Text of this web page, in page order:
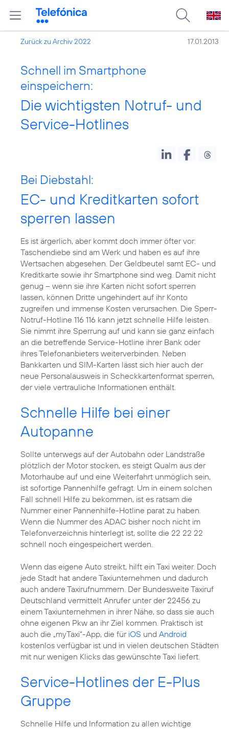
Zurück zu Archiv 2022 17.01.2013
Schnell im Smartphone
einspeichern:
Die wichtigsten Notruf- und
Service-Hotlines
Bei Diebstahl:
EC- und Kreditkarten sofort
sperren lassen
Es ist ärgerlich, aber kommt doch immer öfter vor:
Taschendiebe sind am Werk und haben es auf ihre
Wertsachen abgesehen. Der Geldbeutel samt EC- und
Kreditkarte sowie ihr Smartphone sind weg. Damit nicht
genug – wenn sie ihre Karten nicht sofort sperren
lassen, können Dritte ungehindert auf ihr Konto
zugreifen und immense Kosten verursachen. Die Sperr-
Notruf-Hotline 116 116 kann jetzt schnelle Hilfe leisten.
Sie nimmt ihre Sperrung auf und kann sie ganz einfach
an die betreffende Service-Hotline ihrer Bank oder
ihres Telefonanbieters weiterverbinden. Neben
Bankkarten und SIM-Karten lässt sich hier auch der
neue Personalausweis in Scheckkartenformat sperren,
der viele vertrauliche Informationen enthält.
Schnelle Hilfe bei einer
Autopanne
Sollte unterwegs auf der Autobahn oder Landstraße
plötzlich der Motor stocken, es steigt Qualm aus der
Motorhaube auf und eine Weiterfahrt unmöglich sein,
ist sofortige Pannenhilfe gefragt. Um in einem solchen
Fall schnell Hilfe zu bekommen, ist es ratsam die
Nummer einer Pannenhilfe-Hotline parat zu haben.
Wenn die Nummer des ADAC bisher noch nicht im
Telefonverzeichnis hinterlegt ist, sollte die 22 22 22
schnell noch eingespeichert werden.
Wenn das eigene Auto streikt, hilft ein Taxi weiter. Doch
jede Stadt hat andere Taxiunternehmen und dadurch
auch andere Taxirufnummern. Der Bundesweite Taxiruf
Deutschland vermittelt Anrufer unter der 22456 zu
einem Taxiunternehmen in ihrer Nähe, so dass sie auch
ohne eigenen Pkw an ihr Ziel kommen. Praktisch ist
auch die „myTaxi“-App, die für iOS und Android
kostenlos verfügbar ist und in vielen deutschen Städten
mit nur wenigen Klicks das gewünschte Taxi liefert.
Service-Hotlines der E-Plus
Gruppe
Schnelle Hilfe und Information zu allen wichtige